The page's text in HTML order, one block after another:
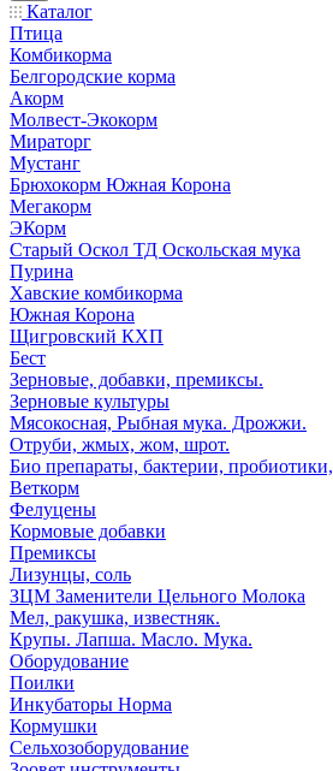
Каталог
Птица
Комбикорма
Белгородские корма
Акорм
Молвест-Экокорм
Мираторг
Мустанг
Брюхокорм Южная Корона
Мегакорм
ЭКорм
Старый Оскол ТД Оскольская мука
Пурина
Хавские комбикорма
Южная Корона
Щигровский КХП
Бест
Зерновые, добавки, премиксы.
Зерновые культуры
Мясокосная, Рыбная мука. Дрожжи.
Отруби, жмых, жом, шрот.
Био препараты, бактерии, пробиотики,
Веткорм
Фелуцены
Кормовые добавки
Премиксы
Лизунцы, соль
ЗЦМ Заменители Цельного Молока
Мел, ракушка, известняк.
Крупы. Лапша. Масло. Мука.
Оборудование
Поилки
Инкубаторы Норма
Кормушки
Сельхозоборудование